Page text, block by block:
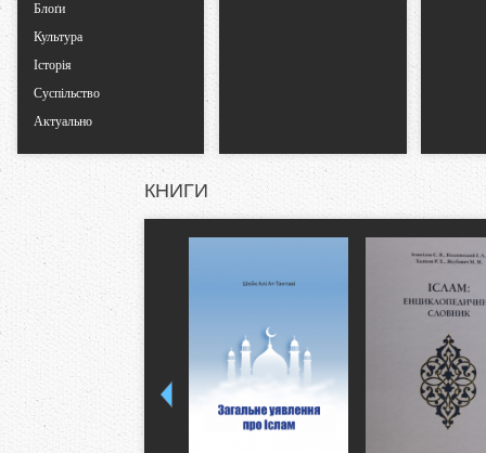
Блоґи
Культура
Історія
Суспільство
Актуально
КНИГИ